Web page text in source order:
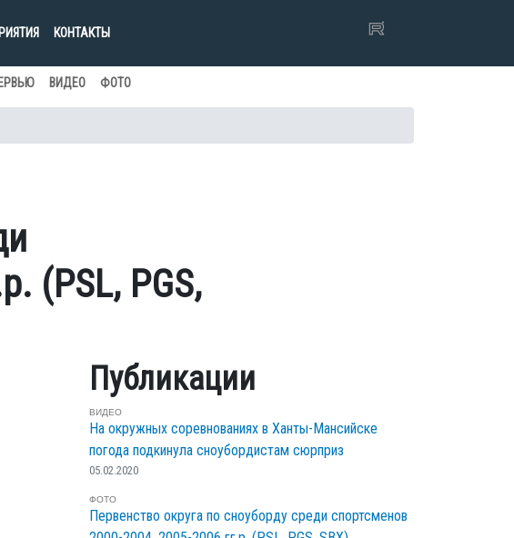
КОНТАКТЫ
ВИДЕО ФОТО
(PSL, PGS,
Публикации
ВИДЕО
На окружных соревнованиях в Ханты-Мансийске
погода подкинула сноубордистам сюрприз
05.02.2020
ФОТО
Первенство округа по сноуборду среди спортсменов